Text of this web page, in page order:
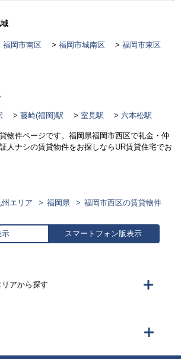
福岡市南区 福岡市城南区 福岡市東区
藤崎(福岡)駅 室見駅 六本松駅
物件ページです。福岡県福岡市西区で礼金・仲
人ナシの賃貸物件をお探しならUR賃貸住宅でお
州エリア 福岡県 福岡市西区の賃貸物件
示 スマートフォン版表示
アから探す